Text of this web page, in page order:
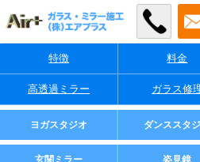
特徴 料金
高透過ミラー ガラス修
業者様・店舗様向け
ヨガスタジオ ダンススタ
ご家庭用
玄関ミラー 姿見鏡